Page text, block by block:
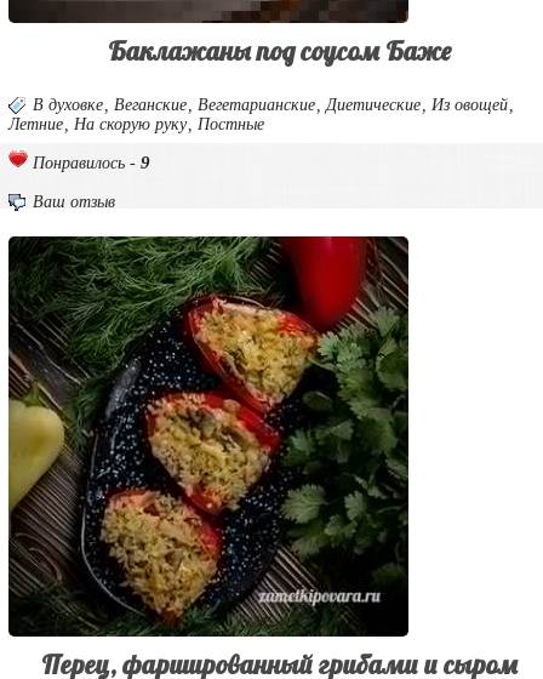
Баклажаны под соусом Баже
В духовке Веганские Вегетарианские Диетические Из овощей
Летние
На скорую руку, Постные
Понравилось -9
Ваш отзыв
Перец, фаршированный грибами и сыром